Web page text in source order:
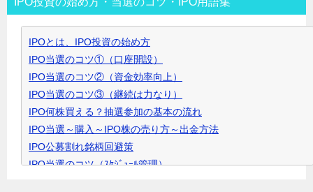
ー
▼
ク
リ
ッ
ク
で
開
き
ま
IPOとは、IPO投資の始め方
IPO当選のコツ①（口座開設）
IPO当選のコツ②（資金効率向上）
IPO当選のコツ③（継続は力なり）
IPO何株買える？抽選参加の基本の流れ
IPO当選～購入～IPO株の売り方～出金方法
IPO公募割れ銘柄回避策
IPO当選のコツ（ｽｹｼﾞｭｰﾙ管理）